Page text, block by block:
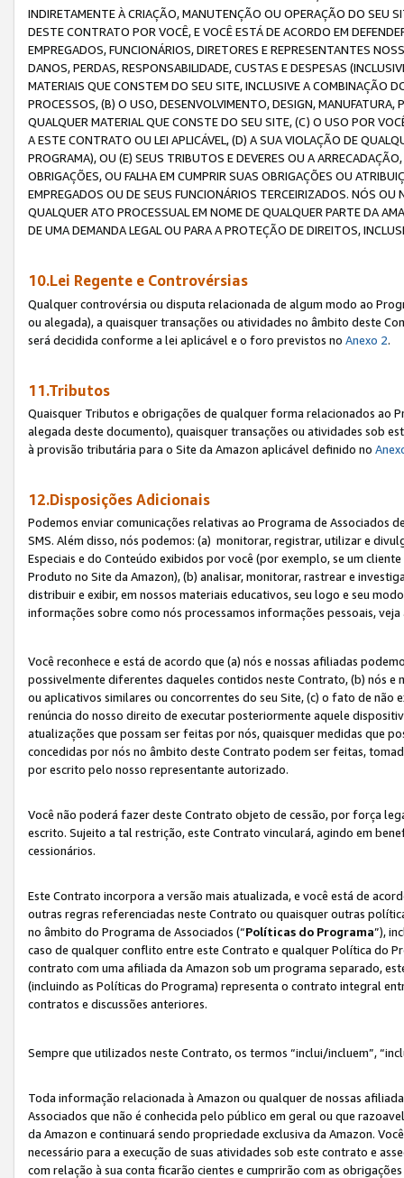
INDIRETAMENTE À CRIAÇÃO, MANUTENÇÃO OU OPERAÇÃO DO SEU
DESTE CONTRATO POR VOCÊ, E VOCÊ ESTÁ DE ACORDO EM
EMPREGADOS, FUNCIONÁRIOS, DIRETORES E REPRESENTANTES
DANOS, PERDAS, RESPONSABILIDADE, CUSTAS E DESPESAS
MATERIAIS QUE CONSTEM DO SEU SITE, INCLUSIVE A COMBINAÇÃO
PROCESSOS, (B) O USO, DESENVOLVIMENTO, DESIGN,
QUALQUER MATERIAL QUE CONSTE DO SEU SITE, (C) O USO POR
A ESTE CONTRATO OU LEI APLICÁVEL, (D) A SUA VIOLAÇÃO DE
PROGRAMA), OU (E) SEUS TRIBUTOS E DEVERES OU A
OBRIGAÇÕES, OU FALHA EM CUMPRIR SUAS OBRIGAÇÕES OU
EMPREGADOS OU DE SEUS FUNCIONÁRIOS TERCEIRIZADOS. NÓS
QUALQUER ATO PROCESSUAL EM NOME DE QUALQUER PARTE DA
DE UMA DEMANDA LEGAL OU PARA A PROTEÇÃO DE DIREITOS,
10.Lei Regente e Controvérsias
Qualquer controvérsia ou disputa relacionada de algum modo ao
ou alegada), a quaisquer transações ou atividades no âmbito deste
será decidida conforme a lei aplicável e o foro previstos no Anexo 2.
11.Tributos
Quaisquer Tributos e obrigações de qualquer forma relacionados ao
alegada deste documento), quaisquer transações ou atividades sob
à provisão tributária para o Site da Amazon aplicável definido no
12.Disposições Adicionais
Podemos enviar comunicações relativas ao Programa de Associados
SMS. Além disso, nós podemos: (a) monitorar, registrar, utilizar e
Especiais e do Conteúdo exibidos por você (por exemplo, se um
Produto no Site da Amazon), (b) analisar, monitorar, rastrear e
distribuir e exibir, em nossos materiais educativos, seu logo e seu
informações sobre como nós processamos informações pessoais,
Você reconhece e está de acordo que (a) nós e nossas afiliadas
possivelmente diferentes daqueles contidos neste Contrato, (b) nós
ou aplicativos similares ou concorrentes do seu Site, (c) o fato de
renúncia do nosso direito de executar posteriormente aquele
atualizações que possam ser feitas por nós, quaisquer medidas que
concedidas por nós no âmbito deste Contrato podem ser feitas,
por escrito pelo nosso representante autorizado.
Você não poderá fazer deste Contrato objeto de cessão, por força
escrito. Sujeito a tal restrição, este Contrato vinculará, agindo em
cessionários.
Este Contrato incorpora a versão mais atualizada, e você está de
outras regras referenciadas neste Contrato ou quaisquer outras
no âmbito do Programa de Associados (“Políticas do Programa”),
caso de qualquer conflito entre este Contrato e qualquer Política do
contrato com uma afiliada da Amazon sob um programa separado,
(incluindo as Políticas do Programa) representa o contrato integral
contratos e discussões anteriores.
Sempre que utilizados neste Contrato, os termos “inclui/incluem”,
Toda informação relacionada à Amazon ou qualquer de nossas
Associados que não é conhecida pelo público em geral ou que
da Amazon e continuará sendo propriedade exclusiva da Amazon.
necessário para a execução de suas atividades sob este contrato e
com relação à sua conta ficarão cientes e cumprirão com as